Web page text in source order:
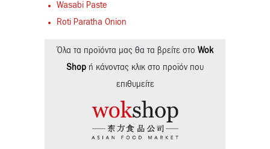
Wasabi Paste
Roti Paratha Onion
Όλα τα προϊόντα μας θα τα βρείτε στο Wok
Shop ή κάνοντας κλικ στο προϊόν που
επιθυμείτε